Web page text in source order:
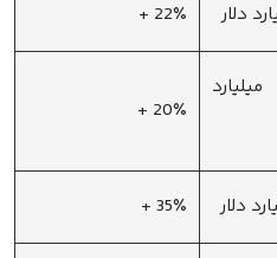
22٪ +
52.02 میلیارد
20٪ +
35٪ +